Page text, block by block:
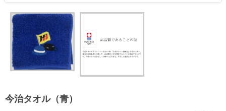
今治タオル（青）